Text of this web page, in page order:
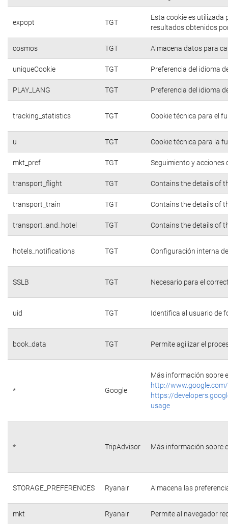
expopt TGT
Esta cookie es utilizada
resultados obtenidos
cosmos TGT Almacena datos para
uniqueCookie TGT Preferencia del idioma
PLAY_LANG TGT Preferencia del idioma
tracking_statistics TGT Cookie técnica para el
u TGT Cookie técnica para la
mkt_pref TGT Seguimiento y acciones
transport_flight TGT Contains the details of
transport_train TGT Contains the details of
transport_and_hotel TGT Contains the details of
hotels_notifications TGT Configuración interna
SSLB TGT Necesario para el
uid TGT Identifica al usuario de
book_data TGT Permite agilizar el
* Google
Más información sobre
http://
https://
usage
* TripAdvisor Más información sobre
STORAGE_PREFERENCES Ryanair Almacena las
mkt Ryanair Permite al navegador